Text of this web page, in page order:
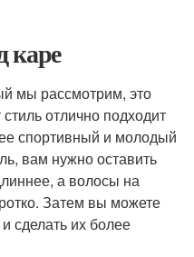
каре
мы рассмотрим, это
отлично подходит
спортивный и молодый
вам нужно оставить
а волосы на
Затем вы можете
сделать их более